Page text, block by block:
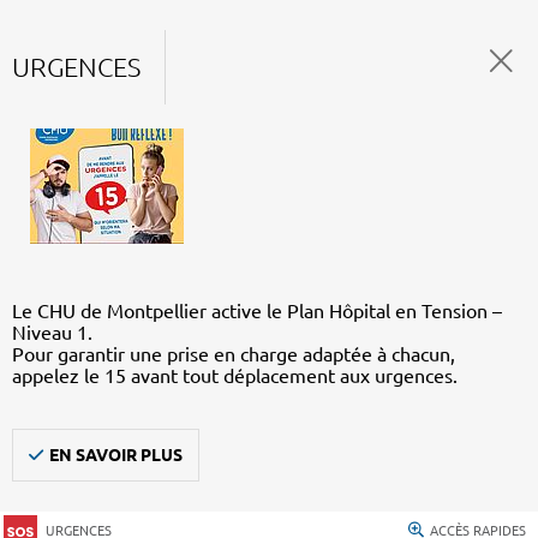
URGENCES
Le CHU de Montpellier active le Plan Hôpital en Tension –
Niveau 1.
Pour garantir une prise en charge adaptée à chacun,
appelez le 15 avant tout déplacement aux urgences.
EN SAVOIR PLUS
URGENCES ACCÈS RAPIDES